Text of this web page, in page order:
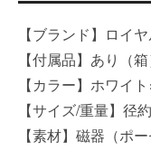
【ブランド】ロイ
【付属品】あり（箱
【カラー】ホワイ
【サイズ/重量】径
【素材】磁器（ポー